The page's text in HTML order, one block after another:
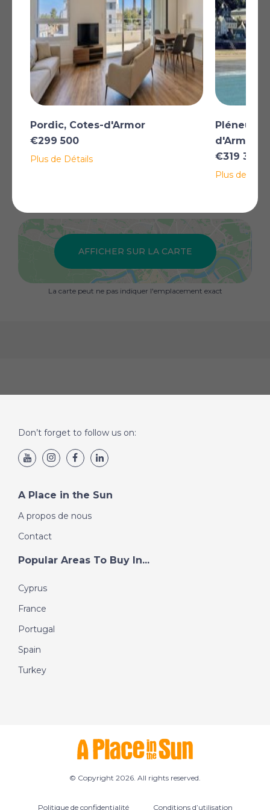
Port de Perros Guirec.
Tous commerces à pied, en retrait de la rue, livrée
printemps-été 2026.
Frais de notaire réduits.
Spacieux T3 traversant au 1er étage en fond de
résidence offrant :
- Grande terrasse de 2,88m de profondeur sur 6,07m.
- Deux chambres
- Salle d'eau douche à l'italienne sèche serviette wc
5,5m2
- Cuisine (meubles haut+bas+plaque de cuisson et
hotte (possibilité de l'enlever avec moins value)
Prestations standing : Parquet dans les chambres,
carrelage grand format et faïence, wc suspendus,
volets roulants électriques, receveur douche extra-plat,
chaudière gaz individuelle, logement connecté,
placards aménagés, baies vitrées alu coulissantes.
Nous Consulter pour visites.
AFFICHER SUR LA CARTE
La carte peut ne pas indiquer l'emplacement exact
Pordic, Cotes-d'Armor
€299 500
Plus de Détails
Pléneuf-
d'Armor
€319 300
Plus de
Don’t forget to follow us on:
A Place in the Sun
A propos de nous
Contact
Popular Areas To Buy In...
Cyprus
France
Portugal
Spain
Turkey
© Copyright 2026. All rights reserved.
Politique de confidentialité Conditions d’utilisation